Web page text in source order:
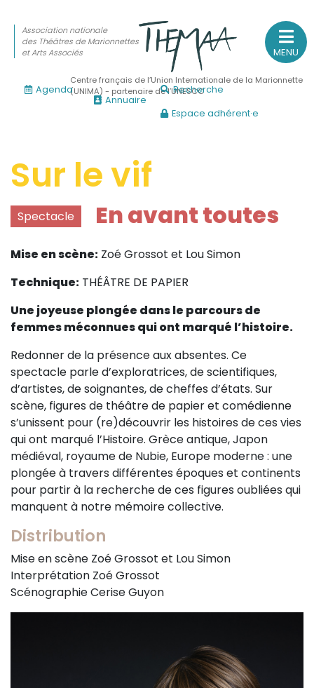
Sur le feu
(Actualités, annonces, vie professionnelle)
Sur le vif
Sur le fond
(Fonctionnement, gouvernance, groupes de travail,
Sur le terrain
(Portraits, actions, collaborations)
Sur l’étagère
(Documents, études, publications)
MENU
Association nationale
des Théâtres de Marionnettes
et Arts Associés
Centre français de l’Union Internationale de la Marionnette
(UNIMA) - partenaire de l’UNESCO
Agenda
Annuaire
Recherche
Espace adhérent·e
Sur le vif
Spectacle En avant toutes
Mise en scène: Zoé Grossot et Lou Simon
Technique: THÉÂTRE DE PAPIER
Une joyeuse plongée dans le parcours de
femmes méconnues qui ont marqué l’histoire.
Redonner de la présence aux absentes. Ce
spectacle parle d’exploratrices, de scientifiques,
d’artistes, de soignantes, de cheffes d’états. Sur
scène, figures de théâtre de papier et comédienne
s’unissent pour (re)découvrir les histoires de ces vies
qui ont marqué l’Histoire. Grèce antique, Japon
médiéval, royaume de Nubie, Europe moderne : une
plongée à travers différentes époques et continents
pour partir à la recherche de ces figures oubliées qui
manquent à notre mémoire collective.
Distribution
Mise en scène Zoé Grossot et Lou Simon
Interprétation Zoé Grossot
Scénographie Cerise Guyon